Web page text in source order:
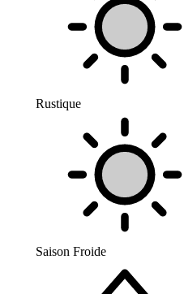
Rustique
Saison Froide